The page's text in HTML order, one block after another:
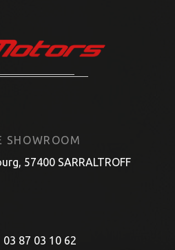
SHOWROOM
57400 SARRALTROFF
03 87 03 10 62